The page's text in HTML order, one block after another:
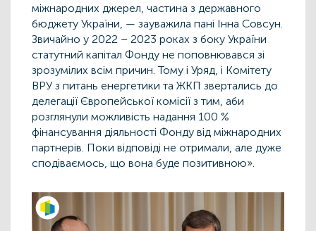
міжнародних джерел, частина з державного
бюджету України, — зауважила пані Інна Совсун.
Звичайно у 2022 – 2023 роках з боку України
статутний капітал Фонду не поповнювався зі
зрозумілих всім причин. Тому і Уряд, і Комітету
ВРУ з питань енергетики та ЖКП звертались до
делегації Європейської комісії з тим, аби
розглянули можливість надання 100 %
фінансування діяльності Фонду від міжнародних
партнерів. Поки відповіді не отримали, але дуже
сподіваємось, що вона буде позитивною».